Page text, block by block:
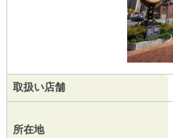
取扱い店舗
所在地